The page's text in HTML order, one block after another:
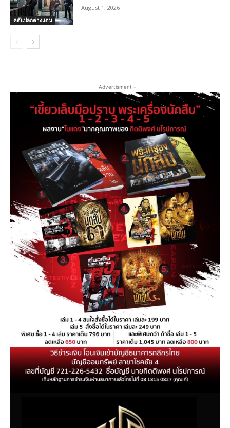
คดีแปลกต่างแดน
August 1, 2026
- Advertisment -